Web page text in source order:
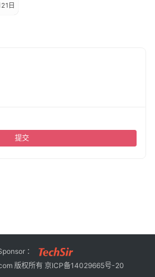
日
提交
：
版权所有 京ICP备14029665号-20